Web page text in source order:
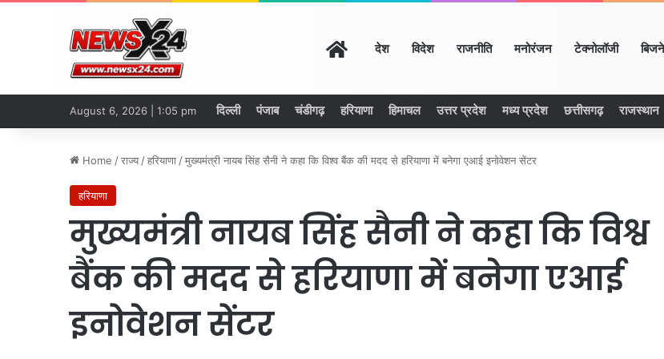
Homeदेश विदेश राजनीति मनोरंजन टेक्नोलॉजी
August 6, 2026 | 1:05 pm दिल्ली पंजाब चंडीगढ़ हरियाणा हिमाचल उत्तर प्रदेश मध्य प्रदेश छत्तीसगढ़ राजस्थान
Home /राज्य /हरियाणा /मुख्यमंत्री नायब सिंह सैनी ने कहा कि विश्व बैंक की मदद से हरियाणा में बनेगा एआई इनोवेशन सेंटर
हरियाणा
मुख्यमंत्री नायब सिंह सैनी ने कहा कि विश्व
बैंक की मदद से हरियाणा में बनेगा एआई
इनोवेशन सेंटर